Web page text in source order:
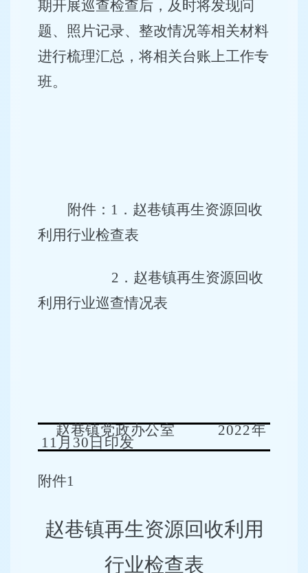
期开展巡查检查后，及时将发现问
题、照片记录、整改情况等相关材料
进行梳理汇总，将相关台账上工作专
班。
附件 ： 1．赵巷镇再生资源回收
利用行业检查表
2．赵巷镇再生资源回收
利用行业巡查情况表
赵巷镇党政办公室 2022年
11月 30日印发
附件1
赵巷镇再生资源回收利用
行业检查表